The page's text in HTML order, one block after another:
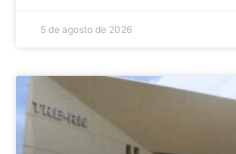
5 de agosto de 2026